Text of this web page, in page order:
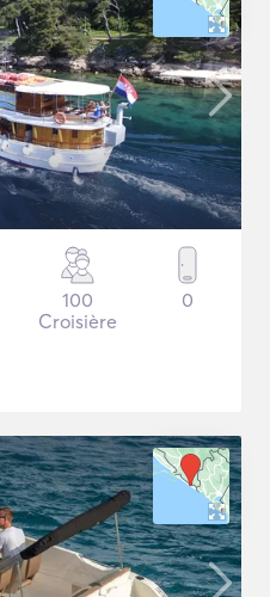
100
Croisière
0